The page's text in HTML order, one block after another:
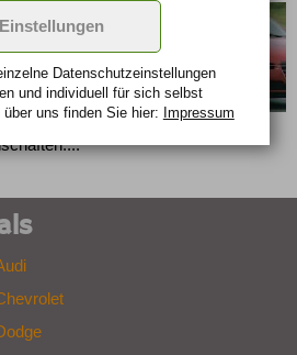
Sportcoupé
Fahrwerk
und Sechszylindern,
h schnelle Alfa Brera
und
Einstellungen
Datenschutz­ein­stellungen
und indivi­duell für sich selbst
uns finden Sie hier: Impressum